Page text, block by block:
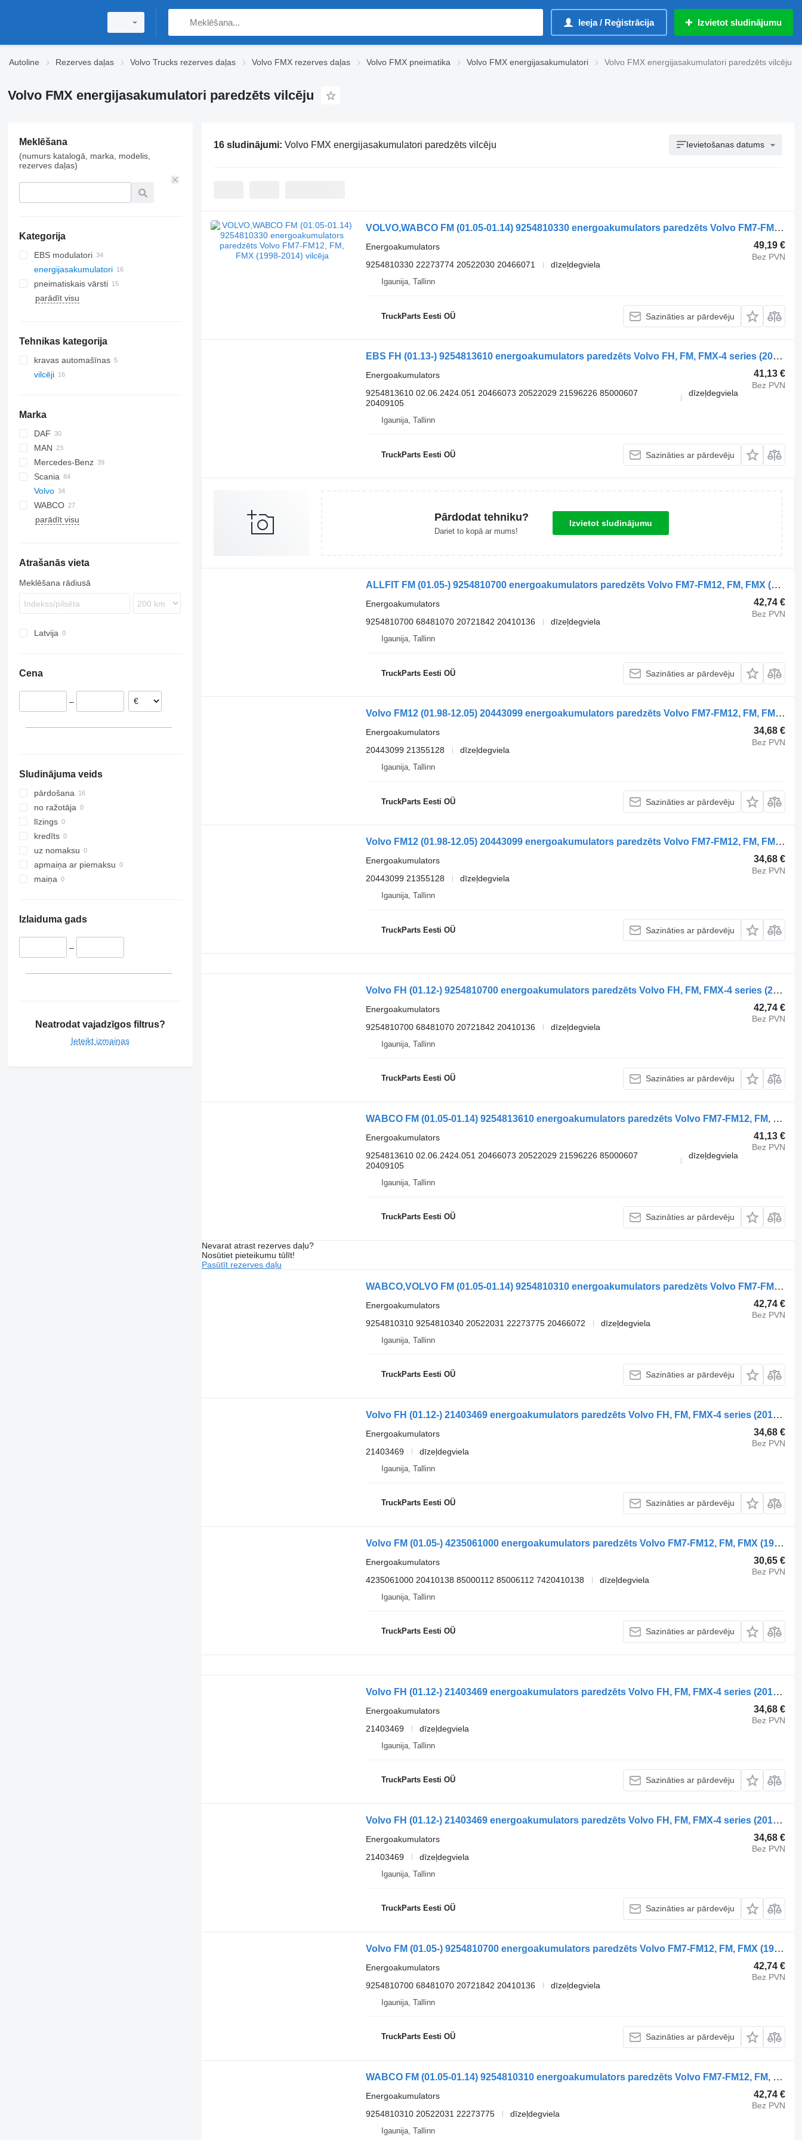
Ieeja / Reģistrācija Izvietot sludinājumu
Autoline Rezerves daļas Volvo Trucks rezerves daļas Volvo FMX rezerves daļas Volvo FMX pneimatika Volvo FMX energijasakumulatori Volvo FMX energijasakumulatori paredzēts vilcēju
Volvo FMX energijasakumulatori paredzēts vilcēju
Meklēšana
(numurs katalogā, marka, modelis,
rezerves daļas)
Kategorija
EBS modulatori
energijasakumulatori
pneimatiskais vārsti
parādīt visu
Tehnikas kategorija
kravas automašīnas
vilcēji
Marka
DAF
CF
LF
XF
S-Way
Stralis
Trakker
MAN
TGA
TGL
TGM
TGS
TGX
Mercedes-Benz
Actros
Antos
Arocs
Atego
Premium
Scania
G-series
R-series
Volvo
FH
FH12
FM
WABCO
parādīt visu
Atrašanās vieta
Meklēšana rādiusā
Latvija
Cena
–
Sludinājuma veids
pārdošana
no ražotāja
līzings
kredīts
uz nomaksu
apmaiņa ar piemaksu
maiņa
Izlaiduma gads
–
Neatrodat vajadzīgos filtrus?
Ieteikt izmaiņas
16 sludinājumi: Volvo FMX energijasakumulatori paredzēts vilcēju Ievietošanas datums
VOLVO,WABCO FM (01.05-01.14) 9254810330 energoakumulators paredzēts Volvo FM7-FM12, FM, FMX (1998-2014) vilcēja
49,19 €
Bez PVN
Energoakumulators
9254810330 22273774 20522030 20466071
dīzeļdegviela
Igaunija, Tallinn
TruckParts Eesti OÜ Sazināties ar pārdevēju
EBS FH (01.13-) 9254813610 energoakumulators paredzēts Volvo FH, FM, FMX-4 series (2013-) vilcēja
41,13 €
Bez PVN
Energoakumulators
9254813610 02.06.2424.051 20466073 20522029 21596226 85000607
20409105
dīzeļdegviela
Igaunija, Tallinn
TruckParts Eesti OÜ Sazināties ar pārdevēju
Pārdodat tehniku?
Dariet to kopā ar mums!
Izvietot sludinājumu
ALLFIT FM (01.05-) 9254810700 energoakumulators paredzēts Volvo FM7-FM12, FM, FMX (1998-2014) vilcēja
42,74 €
Bez PVN
Energoakumulators
9254810700 68481070 20721842 20410136
dīzeļdegviela
Igaunija, Tallinn
TruckParts Eesti OÜ Sazināties ar pārdevēju
Volvo FM12 (01.98-12.05) 20443099 energoakumulators paredzēts Volvo FM7-FM12, FM, FMX (1998-2014) vilcēja
34,68 €
Bez PVN
Energoakumulators
20443099 21355128
dīzeļdegviela
Igaunija, Tallinn
TruckParts Eesti OÜ Sazināties ar pārdevēju
Volvo FM12 (01.98-12.05) 20443099 energoakumulators paredzēts Volvo FM7-FM12, FM, FMX (1998-2014) vilcēja
34,68 €
Bez PVN
Energoakumulators
20443099 21355128
dīzeļdegviela
Igaunija, Tallinn
TruckParts Eesti OÜ Sazināties ar pārdevēju
Volvo FH (01.12-) 9254810700 energoakumulators paredzēts Volvo FH, FM, FMX-4 series (2013-) vilcēja
42,74 €
Bez PVN
Energoakumulators
9254810700 68481070 20721842 20410136
dīzeļdegviela
Igaunija, Tallinn
TruckParts Eesti OÜ Sazināties ar pārdevēju
WABCO FM (01.05-01.14) 9254813610 energoakumulators paredzēts Volvo FM7-FM12, FM, FMX (1998-2014) vilcēja
41,13 €
Bez PVN
Energoakumulators
9254813610 02.06.2424.051 20466073 20522029 21596226 85000607
20409105
dīzeļdegviela
Igaunija, Tallinn
TruckParts Eesti OÜ Sazināties ar pārdevēju
Nevarat atrast rezerves daļu?
Nosūtiet pieteikumu tūlīt!
Pasūtīt rezerves daļu
WABCO,VOLVO FM (01.05-01.14) 9254810310 energoakumulators paredzēts Volvo FM7-FM12, FM, FMX (1998-2014) vilcēja
42,74 €
Bez PVN
Energoakumulators
9254810310 9254810340 20522031 22273775 20466072
dīzeļdegviela
Igaunija, Tallinn
TruckParts Eesti OÜ Sazināties ar pārdevēju
Volvo FH (01.12-) 21403469 energoakumulators paredzēts Volvo FH, FM, FMX-4 series (2013-) vilcēja
34,68 €
Bez PVN
Energoakumulators
21403469
dīzeļdegviela
Igaunija, Tallinn
TruckParts Eesti OÜ Sazināties ar pārdevēju
Volvo FM (01.05-) 4235061000 energoakumulators paredzēts Volvo FM7-FM12, FM, FMX (1998-2014) vilcēja
30,65 €
Bez PVN
Energoakumulators
4235061000 20410138 85000112 85006112 7420410138
dīzeļdegviela
Igaunija, Tallinn
TruckParts Eesti OÜ Sazināties ar pārdevēju
Volvo FH (01.12-) 21403469 energoakumulators paredzēts Volvo FH, FM, FMX-4 series (2013-) vilcēja
34,68 €
Bez PVN
Energoakumulators
21403469
dīzeļdegviela
Igaunija, Tallinn
TruckParts Eesti OÜ Sazināties ar pārdevēju
Volvo FH (01.12-) 21403469 energoakumulators paredzēts Volvo FH, FM, FMX-4 series (2013-) vilcēja
34,68 €
Bez PVN
Energoakumulators
21403469
dīzeļdegviela
Igaunija, Tallinn
TruckParts Eesti OÜ Sazināties ar pārdevēju
Volvo FM (01.05-) 9254810700 energoakumulators paredzēts Volvo FM7-FM12, FM, FMX (1998-2014) vilcēja
42,74 €
Bez PVN
Energoakumulators
9254810700 68481070 20721842 20410136
dīzeļdegviela
Igaunija, Tallinn
TruckParts Eesti OÜ Sazināties ar pārdevēju
WABCO FM (01.05-01.14) 9254810310 energoakumulators paredzēts Volvo FM7-FM12, FM, FMX (1998-2014) vilcēja
42,74 €
Bez PVN
Energoakumulators
9254810310 20522031 22273775
dīzeļdegviela
Igaunija, Tallinn